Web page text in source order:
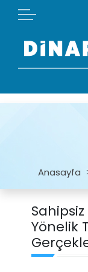
Anasayfa
Yönelik